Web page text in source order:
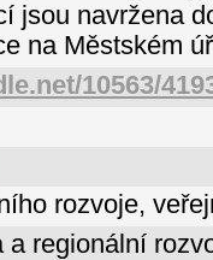
jsou navržena
na Městském
10563/
rozvoje,
a regionální